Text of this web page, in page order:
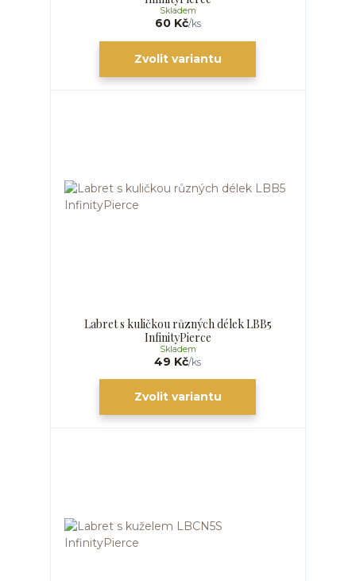
60 Kč/ks
Skladem
Zvolit variantu
Labret s kuličkou různých délek LBB5
InfinityPierce
49 Kč/ks
Skladem
Zvolit variantu